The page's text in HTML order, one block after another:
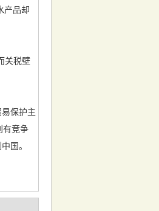
产品却
关税壁
保护主
有竞争
国。